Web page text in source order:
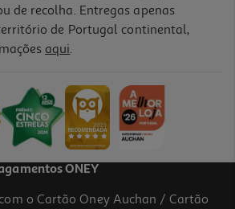
4.7
de recolha. Entregas apenas
de Portugal continental,
aqui.
ONEY
o Cartão Oney Auchan / Cartão